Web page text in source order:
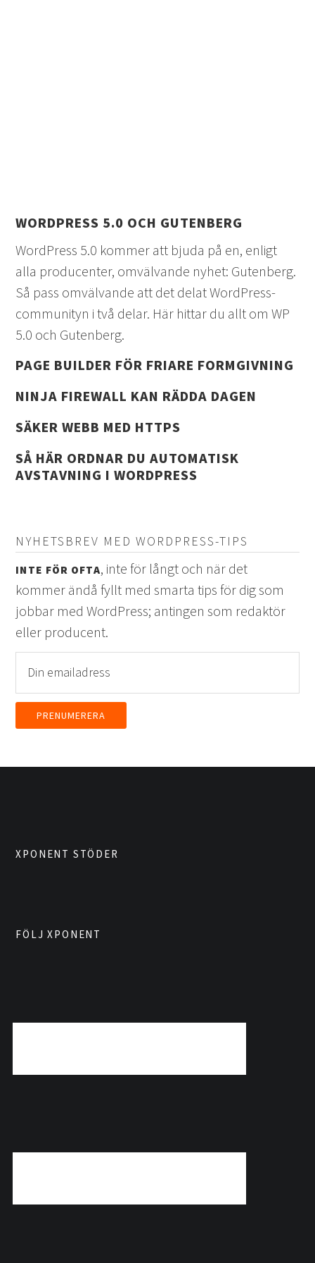
WORDPRESS 5.0 OCH GUTENBERG
WordPress 5.0 kommer att bjuda på en, enligt
alla producenter, omvälvande nyhet: Gutenberg.
Så pass omvälvande att det delat WordPress-
communityn i två delar. Här hittar du allt om WP
5.0 och Gutenberg.
PAGE BUILDER FÖR FRIARE FORMGIVNING
NINJA FIREWALL KAN RÄDDA DAGEN
SÄKER WEBB MED HTTPS
SÅ HÄR ORDNAR DU AUTOMATISK
AVSTAVNING I WORDPRESS
NYHETSBREV MED WORDPRESS-TIPS
INTE FÖR OFTA, inte för långt och när det
kommer ändå fyllt med smarta tips för dig som
jobbar med WordPress; antingen som redaktör
eller producent.
XPONENT STÖDER
FÖLJ XPONENT